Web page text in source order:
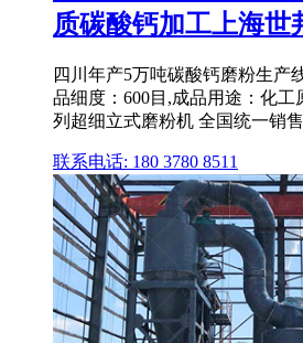
质碳酸钙加工上海世
四川年产5万吨碳酸钙磨粉生产
品细度：600目,成品用途：化
列超细立式磨粉机 全国统一销
联系电话: 180 3780 8511